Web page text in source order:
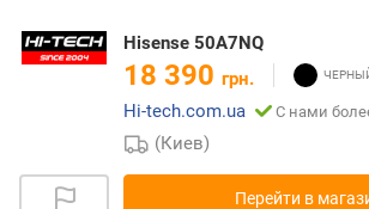
Hisense 50A7NQ
18 390 грн.
Hi-tech.com.ua
С нами
(Киев)
Перейти в